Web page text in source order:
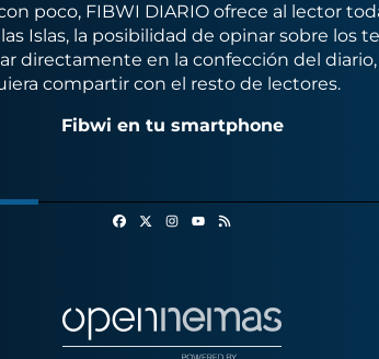
poco, FIBWI DIARIO ofrece al lector
Islas, la posibilidad de opinar sobre los
directamente en la confección del
compartir con el resto de lectores.
Fibwi en tu smartphone
FacebookInstagram